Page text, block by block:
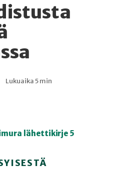
Lukuaika 5 min
lähettikirje 5